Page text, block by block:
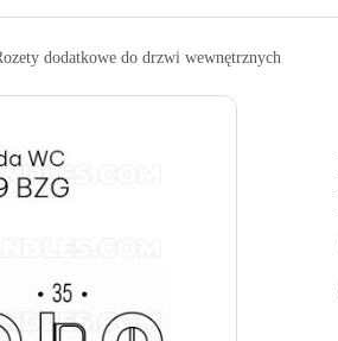
dodatkowe do drzwi wewnętrznych